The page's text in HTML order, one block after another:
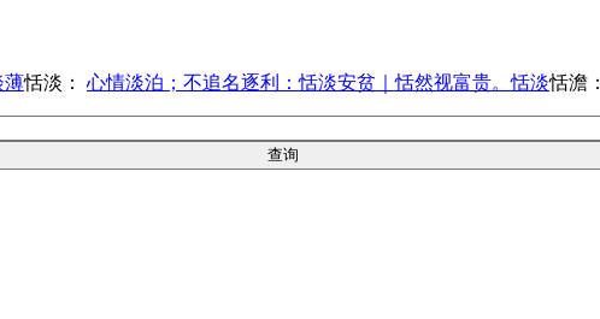
薄恬淡： 心情淡泊；不追名逐利：恬淡安贫｜恬然视富贵。恬淡恬澹：